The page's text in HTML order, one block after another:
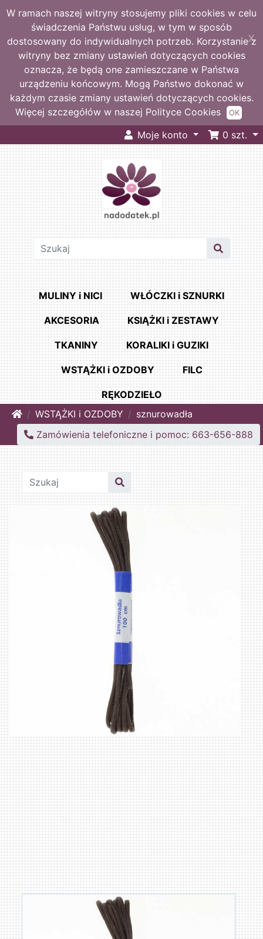
W ramach naszej witryny stosujemy pliki cookies w celu
świadczenia Państwu usług, w tym w sposób
dostosowany do indywidualnych potrzeb. Korzystanie z
witryny bez zmiany ustawień dotyczących cookies
oznacza, że będą one zamieszczane w Państwa
urządzeniu końcowym. Mogą Państwo dokonać w
każdym czasie zmiany ustawień dotyczących cookies.
Więcej szczegółów w naszej Polityce Cookies
X
OK
Moje konto 0 szt.
MULINY i NICI WŁÓCZKI i SZNURKI
AKCESORIA KSIĄŻKI i ZESTAWY
TKANINY KORALIKI i GUZIKI
WSTĄŻKI i OZDOBY FILC
RĘKODZIEŁO
HomeWSTĄŻKI i OZDOBY
sznurowadła
Zamówienia telefoniczne i pomoc: 663-656-888